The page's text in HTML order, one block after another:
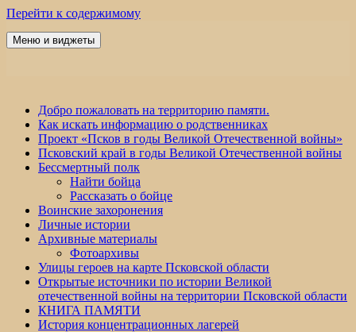
Перейти к содержимому
Победа 60
Меню и виджеты
Добро пожаловать на территорию памяти.
Как искать информацию о родственниках
Проект «Псков в годы Великой Отечественной войны»
Псковский край в годы Великой Отечественной войны
Бессмертный полк
Найти бойца
Рассказать о бойце
Воинские захоронения
Личные истории
Архивные материалы
Фотоархивы
Улицы героев на карте Псковской области
Открытые источники по истории Великой
отечественной войны на территории Псковской области
КНИГА ПАМЯТИ
История концентрационных лагерей